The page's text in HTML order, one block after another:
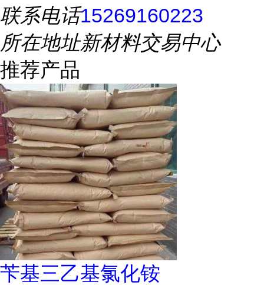
联系电话15269160223
所在地址新材料交易中心
推荐产品
苄基三乙基氯化铵